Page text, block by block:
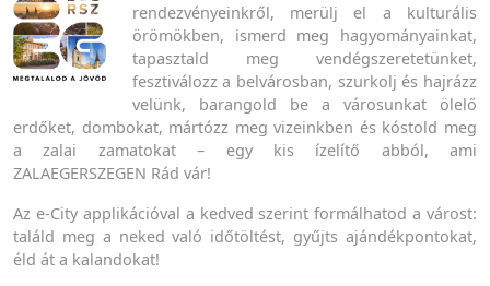
rendezvényeinkről, merülj el a kulturális
örömökben, ismerd meg hagyományainkat,
tapasztald meg vendégszeretetünket,
fesztiválozz a belvárosban, szurkolj és hajrázz
velünk, barangold be a városunkat ölelő
erdőket, dombokat, mártózz meg vizeinkben és kóstold meg
a zalai zamatokat – egy kis ízelítő abból, ami
ZALAEGERSZEGEN Rád vár!
Az e-City applikációval a kedved szerint formálhatod a várost:
találd meg a neked való időtöltést, gyűjts ajándékpontokat,
éld át a kalandokat!